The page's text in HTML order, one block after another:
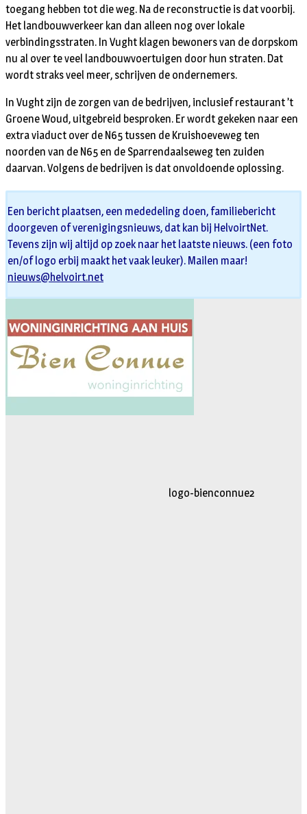
toegang hebben tot die weg. Na de reconstructie is dat voorbij.
Het landbouwverkeer kan dan alleen nog over lokale
verbindingsstraten. In Vught klagen bewoners van de dorpskom
nu al over te veel landbouwvoertuigen door hun straten. Dat
wordt straks veel meer, schrijven de ondernemers.
In Vught zijn de zorgen van de bedrijven, inclusief restaurant ’t
Groene Woud, uitgebreid besproken. Er wordt gekeken naar een
extra viaduct over de N65 tussen de Kruishoeveweg ten
noorden van de N65 en de Sparrendaalseweg ten zuiden
daarvan. Volgens de bedrijven is dat onvoldoende oplossing.
Een bericht plaatsen, een mededeling doen, familiebericht
doorgeven of verenigingsnieuws, dat kan bij HelvoirtNet.
Tevens zijn wij altijd op zoek naar het laatste nieuws. (een foto
en/of logo erbij maakt het vaak leuker). Mailen maar!
nieuws@helvoirt.net
logo-movimiento.fw